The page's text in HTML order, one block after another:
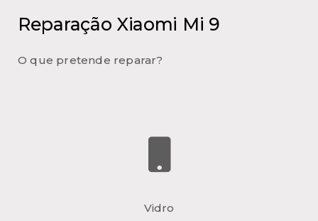
Reparação Xiaomi Mi 9
O que pretende reparar?
Vidro